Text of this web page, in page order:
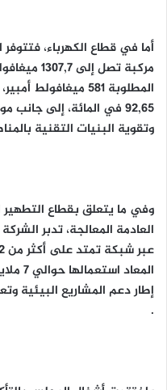
مركبة تصل
المطلوبة 581
92,65 في المائة، إلى
وتقوية البنيات التقنية
وفي ما يتعلق بقطاع التطهير
إطار دعم المشاريع البيئية
.